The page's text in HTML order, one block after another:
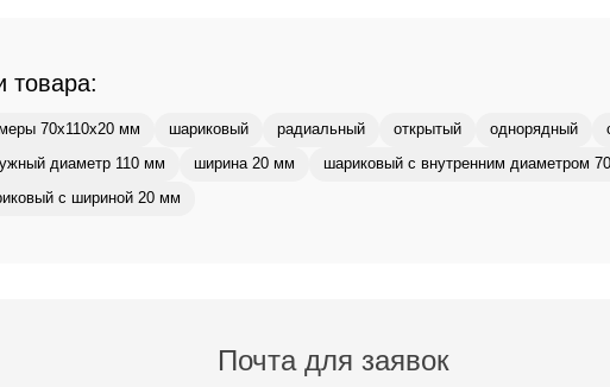
товара:
70x110x20 мм шариковый радиальный открытый однорядный
диаметр 110 мм ширина 20 мм шариковый с внутренним диаметром
с шириной 20 мм
Почта для заявок